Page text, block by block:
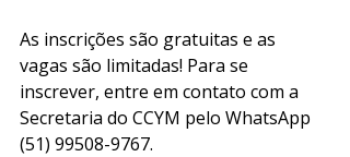
As inscrições são gratuitas e as
vagas são limitadas! Para se
inscrever, entre em contato com a
Secretaria do CCYM pelo WhatsApp
(51) 99508-9767.